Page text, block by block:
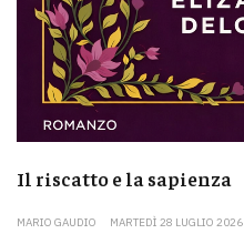
Il riscatto e la sapienza
MARIO GAUDIO MARTEDÌ 28 LUGLIO 2026